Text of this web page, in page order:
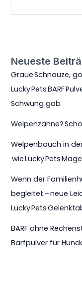
Neueste
Graue Schnauze,
Lucky Pets BARF
Schwung gab
Welpenzähne?
Welpenbauch in
wie Lucky Pets
Wenn der
begleitet – neue
Lucky Pets
BARF ohne
Barfpulver für